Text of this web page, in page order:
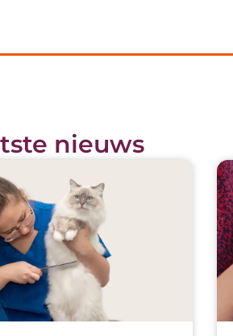
nieuws